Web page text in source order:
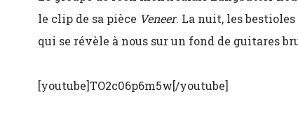
le clip de sa pièce Veneer. La nuit, les
qui se révèle à nous sur un fond de guitares
[youtube]TO2c06p6m5w[/youtube]